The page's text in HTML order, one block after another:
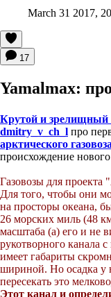
March 31 2017,
17
Yamalmax:
Крутой и зрелищный
dmitry_v_ch_l про
арктического газовоза
происхождение
Газовозы для
Для того, чтобы они
на просторы океана,
26 морских миль (48
масштаба (а) его и не
рукотворного канала
имеет габариты
шириной. Но осадка у
пересекать это
Этот канал и